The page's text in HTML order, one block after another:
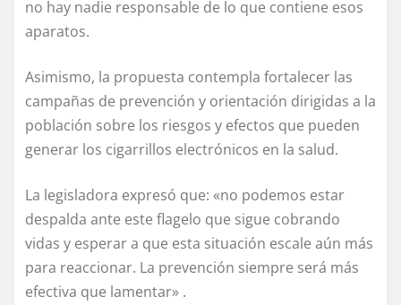
no hay nadie responsable de lo que contiene esos
aparatos.
Asimismo, la propuesta contempla fortalecer las
campañas de prevención y orientación dirigidas a la
población sobre los riesgos y efectos que pueden
generar los cigarrillos electrónicos en la salud.
La legisladora expresó que: «no podemos estar
despalda ante este flagelo que sigue cobrando
vidas y esperar a que esta situación escale aún más
para reaccionar. La prevención siempre será más
efectiva que lamentar» .